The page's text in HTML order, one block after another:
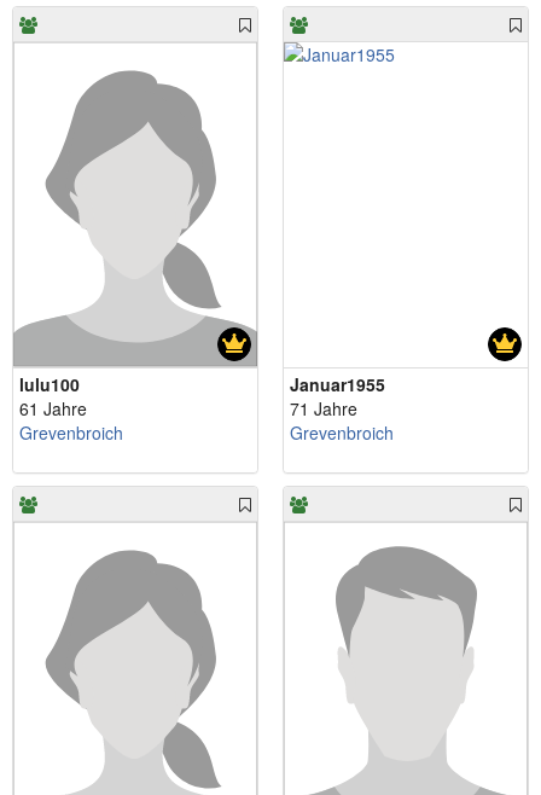
lulu100
61 Jahre
Grevenbroich
Januar1955
71 Jahre
Grevenbroich